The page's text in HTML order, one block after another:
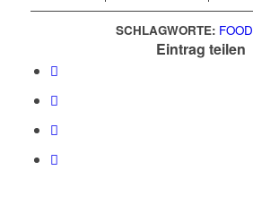
SCHLAGWORTE: FOOD
Eintrag teilen